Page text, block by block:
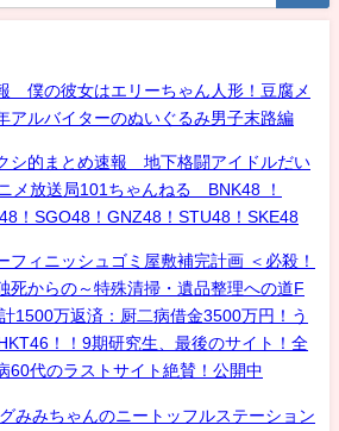
僕の彼女はエリーちゃん人形！豆腐メ
アルバイターのぬいぐるみ男子末路編
シ的まとめ速報 地下格闘アイドルだい
メ放送局101ちゃんねる BNK48 ！
！SGO48！GNZ48！STU48！SKE48
フィニッシュゴミ屋敷補完計画 ＜必殺！
死からの～特殊清掃・遺品整理への道F
1500万返済：厨二病借金3500万円！う
！！9期研究生、最後のサイト！全
60代のラストサイト絶賛！公開中
みみちゃんのニートッフルステーション